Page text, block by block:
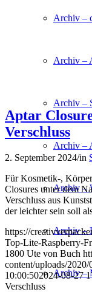
Archiv –
Archiv –
Archiv –
Archiv –
Archiv –
Archiv –
Archiv –
Aptar
Verschluss
2. September 2024/in
Für Kosmetik-,
Closures unter dem
Verschluss aus
der leichter sein soll
https://
Top-Lite-Raspberry-
1800 Ute von Buch
content/uploads/
10:00:502024-08-27
Verschluss